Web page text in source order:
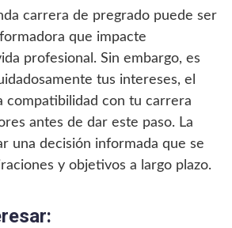
carrera de pregrado puede ser
que impacte
profesional. Sin embargo, es
tus intereses, el
compatibilidad con tu carrera
antes de dar este paso. La
una decisión informada que se
y objetivos a largo plazo.